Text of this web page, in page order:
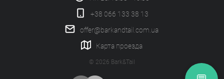
+38 066 133 38 13
offer@barkandtail.com.ua
Карта проезда
© 2026 Bark&Tail